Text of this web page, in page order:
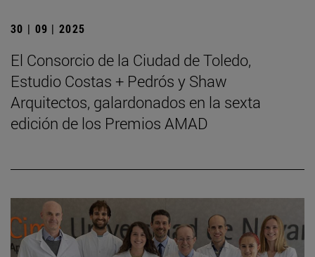
30 | 09 | 2025
El Consorcio de la Ciudad de Toledo,
Estudio Costas + Pedrós y Shaw
Arquitectos, galardonados en la sexta
edición de los Premios AMAD